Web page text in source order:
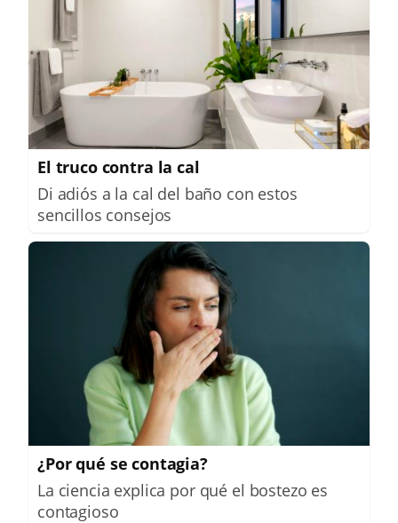
El truco contra la cal
Di adiós a la cal del baño con estos
sencillos consejos
¿Por qué se contagia?
La ciencia explica por qué el bostezo es
contagioso